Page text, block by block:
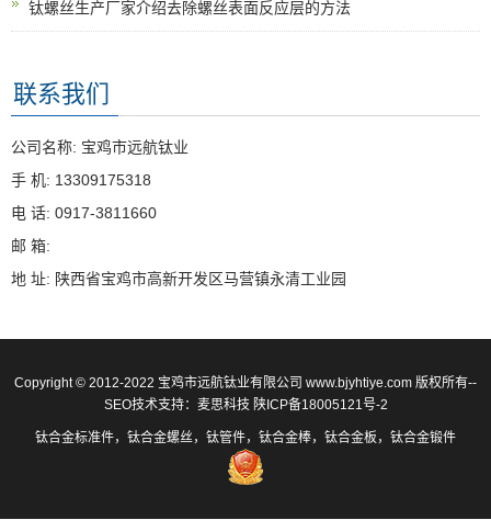
钛螺丝生产厂家介绍去除螺丝表面反应层的方法
联系我们
公司名称: 宝鸡市远航钛业
手 机: 13309175318
电 话: 0917-3811660
邮 箱:
地 址: 陕西省宝鸡市高新开发区马营镇永清工业园
Copyright © 2012-2022 宝鸡市远航钛业有限公司 www.bjyhtiye.com 版权所有--
SEO技术支持： 麦思科技 陕ICP备18005121号-2
钛合金标准件，钛合金螺丝，钛管件，钛合金棒，钛合金板，钛合金锻件